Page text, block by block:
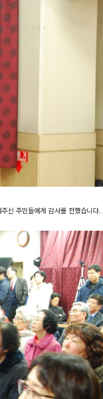
신 주민들에게 감사를 전했습니다.